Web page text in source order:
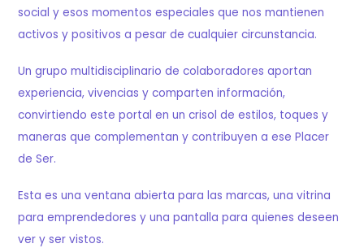
social y esos momentos especiales que nos mantienen
activos y positivos a pesar de cualquier circunstancia.
Un grupo multidisciplinario de colaboradores aportan
experiencia, vivencias y comparten información,
convirtiendo este portal en un crisol de estilos, toques y
maneras que complementan y contribuyen a ese Placer
de Ser.
Esta es una ventana abierta para las marcas, una vitrina
para emprendedores y una pantalla para quienes deseen
ver y ser vistos.